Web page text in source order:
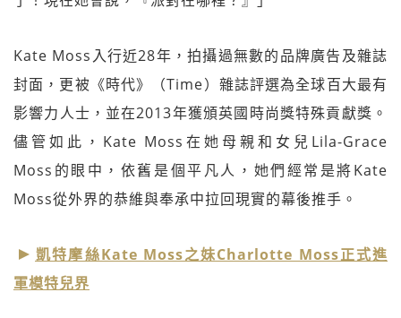
Kate Moss入行近28年，拍攝過無數的品牌廣告及雜誌
封面，更被《時代》（Time）雜誌評選為全球百大最有
影響力人士，並在2013年獲頒英國時尚獎特殊貢獻獎。
儘管如此，Kate Moss在她母親和女兒Lila-Grace
Moss的眼中，依舊是個平凡人，她們經常是將Kate
Moss從外界的恭維與奉承中拉回現實的幕後推手。
凱特摩絲Kate Moss之妹Charlotte Moss正式進
軍模特兒界